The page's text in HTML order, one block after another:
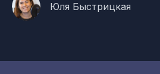
Юля Быстрицкая